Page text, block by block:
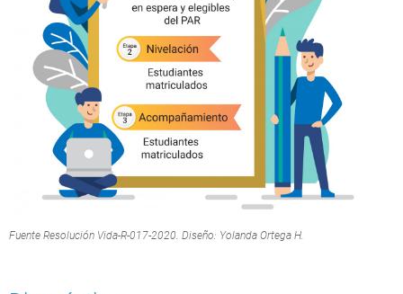
Fuente Resolución Vida-R-017-2020. Diseño: Yolanda Ortega H.